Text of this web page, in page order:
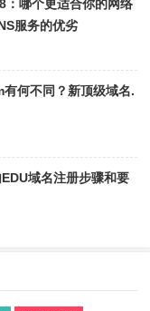
：哪个更适合你的网络
服务的优劣
何不同？新顶级域名.
域名注册步骤和要